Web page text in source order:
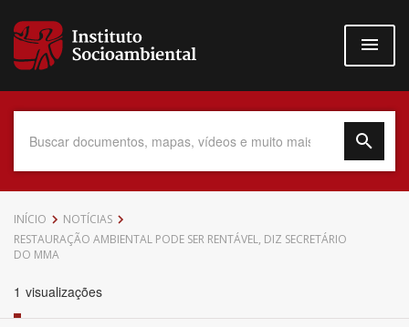
para
conteúdo
Data do Documento
INÍCIO
NOTÍCIAS
RESTAURAÇÃO AMBIENTAL PODE SER RENTÁVEL, DIZ SECRETÁRIO
DO MMA
1 visualizações